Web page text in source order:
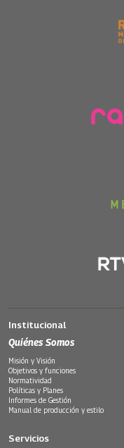
Institucional
Quiénes Somos
Misión y Visión
Objetivos y funciones
Normatividad
Políticas y Planes
Informes de Gestión
Manual de producción y estilo
Servicios